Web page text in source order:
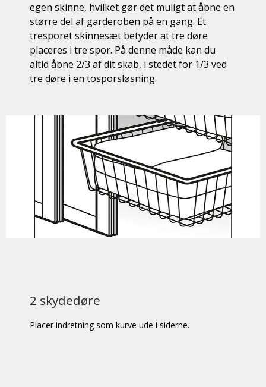
egen skinne, hvilket gør det muligt at åbne en
større del af garderoben på en gang. Et
tresporet skinnesæt betyder at tre døre
placeres i tre spor. På denne måde kan du
altid åbne 2/3 af dit skab, i stedet for 1/3 ved
tre døre i en tosporsløsning.
2 skydedøre
Placer indretning som kurve ude i siderne.